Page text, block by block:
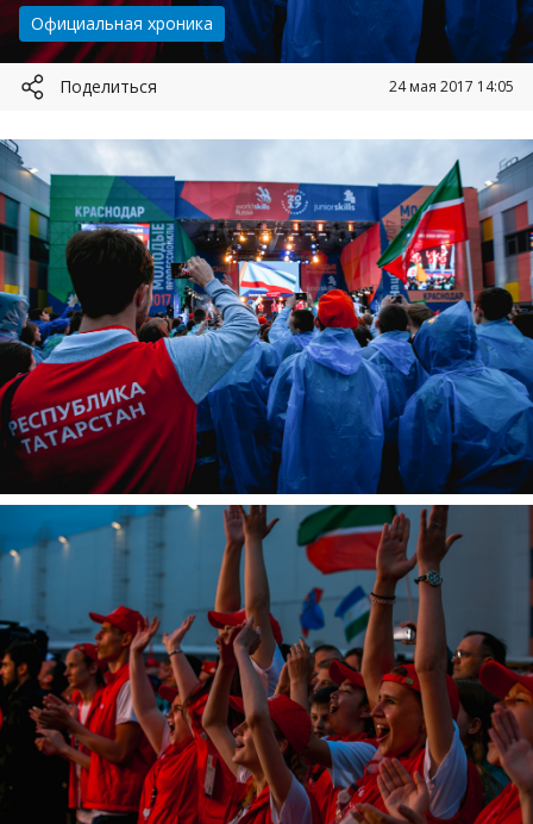
Категория:
Официальная хроника
24 мая 2017 14:05
Поделиться